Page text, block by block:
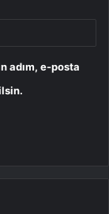
adım, e-posta